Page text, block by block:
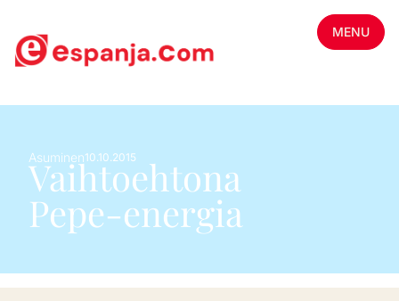
MENU
Asuminen10.10.2015
Vaihtoehtona
Pepe-energia